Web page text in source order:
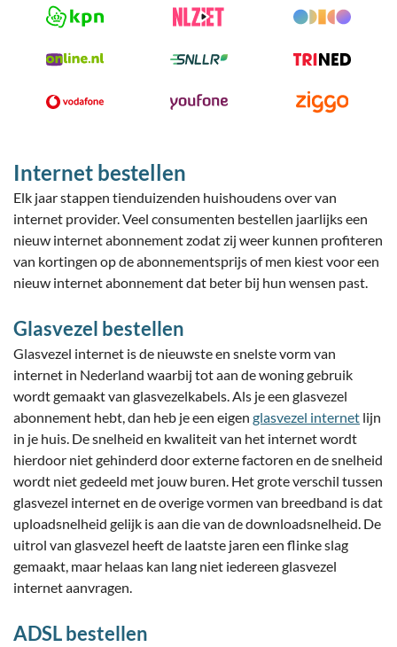
Internet bestellen
Elk jaar stappen tienduizenden huishoudens over van
internet provider. Veel consumenten bestellen jaarlijks een
nieuw internet abonnement zodat zij weer kunnen profiteren
van kortingen op de abonnementsprijs of men kiest voor een
nieuw internet abonnement dat beter bij hun wensen past.
Glasvezel bestellen
Glasvezel internet is de nieuwste en snelste vorm van
internet in Nederland waarbij tot aan de woning gebruik
wordt gemaakt van glasvezelkabels. Als je een glasvezel
abonnement hebt, dan heb je een eigen glasvezel internet lijn
in je huis. De snelheid en kwaliteit van het internet wordt
hierdoor niet gehinderd door externe factoren en de snelheid
wordt niet gedeeld met jouw buren. Het grote verschil tussen
glasvezel internet en de overige vormen van breedband is dat
uploadsnelheid gelijk is aan die van de downloadsnelheid. De
uitrol van glasvezel heeft de laatste jaren een flinke slag
gemaakt, maar helaas kan lang niet iedereen glasvezel
internet aanvragen.
ADSL bestellen